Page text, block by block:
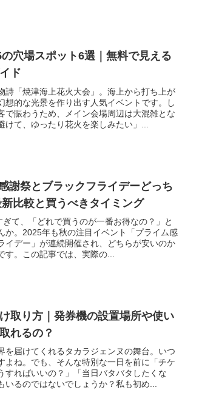
穴場スポット6選｜無料で見える
ド
詩「焼津海上花火大会」。海上から打ち上が
想的な光景を作り出す人気イベントです。し
で賑わうため、メイン会場周辺は大混雑とな
けて、ゆったり花火を楽しみたい」...
謝祭とブラックフライデーどっち
比較と買うべきタイミング
て、「どれで買うのが一番お得なの？」と
か。2025年も秋の注目イベント「プライム感
イデー」が連続開催され、どちらが安いのか
。この記事では、実際の...
取り方｜発券機の設置場所や使い
れるの？
を届けてくれるタカラジェンヌの舞台。いつ
よね。でも、そんな特別な一日を前に「チケ
すればいいの？」「当日バタバタしたくな
るのではないでしょうか？私も初め...